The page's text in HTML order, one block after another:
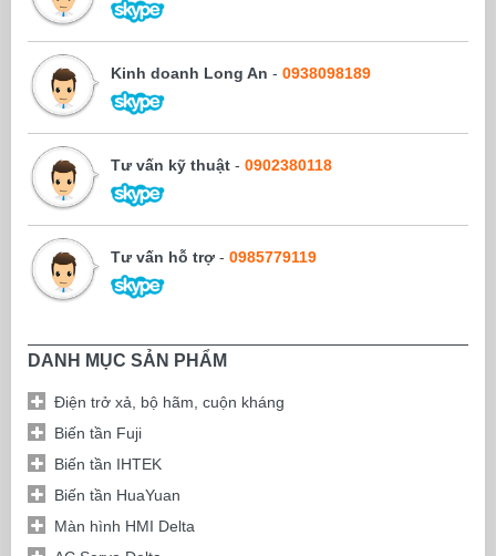
Kinh doanh Long An - 0938098189
Tư vấn kỹ thuật - 0902380118
Tư vấn hỗ trợ - 0985779119
DANH MỤC SẢN PHẨM
Điện trở xả, bộ hãm, cuộn kháng
Biến tần Fuji
Biến tần IHTEK
Biến tần HuaYuan
Màn hình HMI Delta